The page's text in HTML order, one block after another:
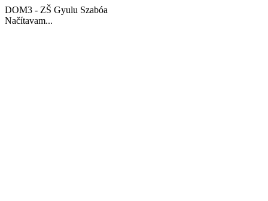
DOM3 - ZŠ Gyulu Szabóa
Načítavam...